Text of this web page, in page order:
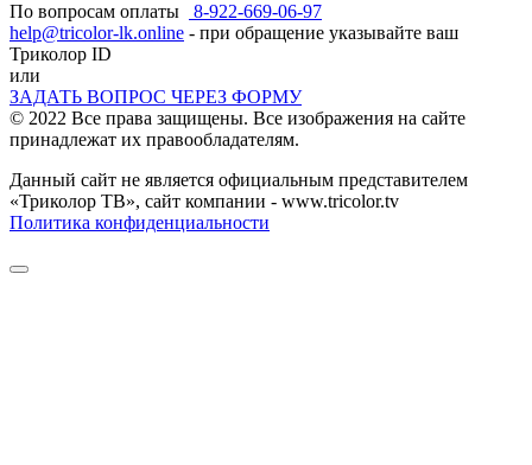
По вопросам оплаты
8-922-669-06-97
help@tricolor-lk.online - при обращение указывайте ваш
Триколор ID
или
ЗАДАТЬ ВОПРОС ЧЕРЕЗ ФОРМУ
© 2022 Все права защищены. Все изображения на сайте
принадлежат их правообладателям.
Данный сайт не является официальным представителем
«Триколор ТВ», сайт компании - www.tricolor.tv
Политика конфиденциальности